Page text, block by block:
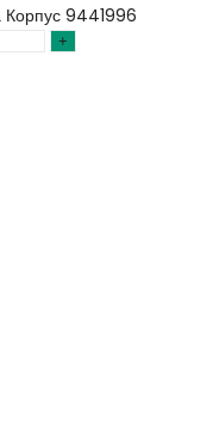
Корпус 9441996